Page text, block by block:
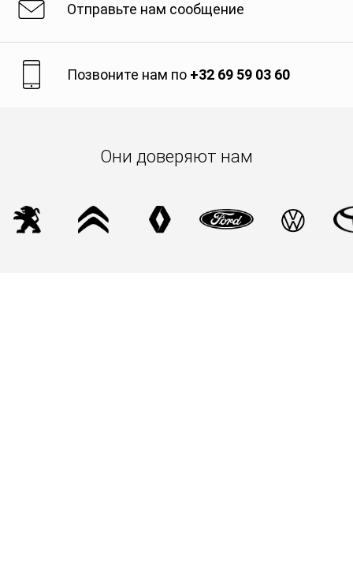
Отправьте нам сообщение
Позвоните нам по +32 69 59 03 60
Они доверяют нам